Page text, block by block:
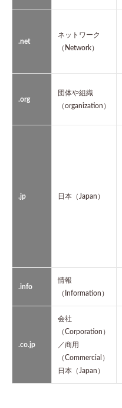
.net
ネットワーク
（Network）
.org
団体や組織
（organization）
.jp 日本（Japan）
.info
情報
（Information）
.co.jp
会社
（Corporation）
／商用
（Commercial）
日本（Japan）